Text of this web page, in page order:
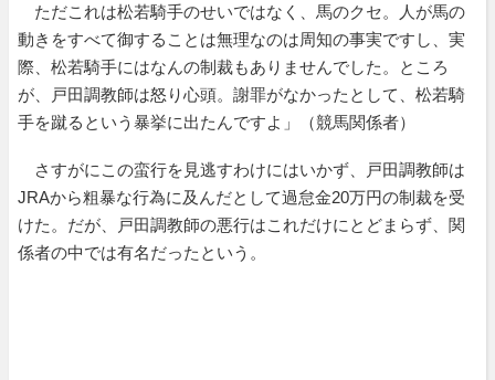
ただこれは松若騎手のせいではなく、馬のクセ。人が馬の
動きをすべて御することは無理なのは周知の事実ですし、実
際、松若騎手にはなんの制裁もありませんでした。ところ
が、戸田調教師は怒り心頭。謝罪がなかったとして、松若騎
手を蹴るという暴挙に出たんですよ」（競馬関係者）
さすがにこの蛮行を見逃すわけにはいかず、戸田調教師は
JRAから粗暴な行為に及んだとして過怠金20万円の制裁を受
けた。だが、戸田調教師の悪行はこれだけにとどまらず、関
係者の中では有名だったという。